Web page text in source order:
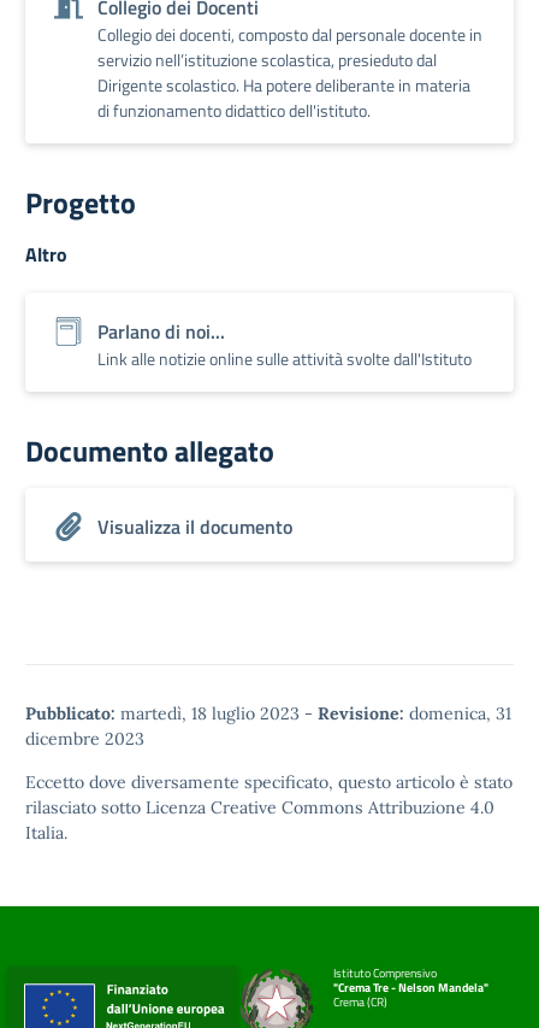
Collegio dei Docenti
Collegio dei docenti, composto dal personale docente in
servizio nell’istituzione scolastica, presieduto dal
Dirigente scolastico. Ha potere deliberante in materia
di funzionamento didattico dell'istituto.
Progetto
Altro
Parlano di noi...
Link alle notizie online sulle attività svolte dall'Istituto
Documento allegato
Visualizza il documento
Pubblicato: martedì, 18 luglio 2023 - Revisione: domenica, 31
dicembre 2023
Eccetto dove diversamente specificato, questo articolo è stato
rilasciato sotto Licenza Creative Commons Attribuzione 4.0
Italia.
Istituto Comprensivo
"Crema Tre - Nelson Mandela"
Crema (CR)